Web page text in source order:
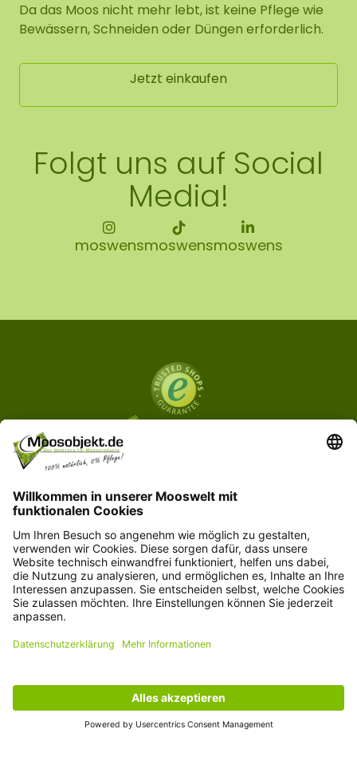
Da das Moos nicht mehr lebt, ist keine Pflege wie
Bewässern, Schneiden oder Düngen erforderlich.
Jetzt einkaufen
Folgt uns auf Social
Media!
moswensmoswensmoswens
Kontakt
+49 15203504101
info@moosobjekt.de
Versand in ganz Deutschland und Österreich.
Kundenservice
Informationen